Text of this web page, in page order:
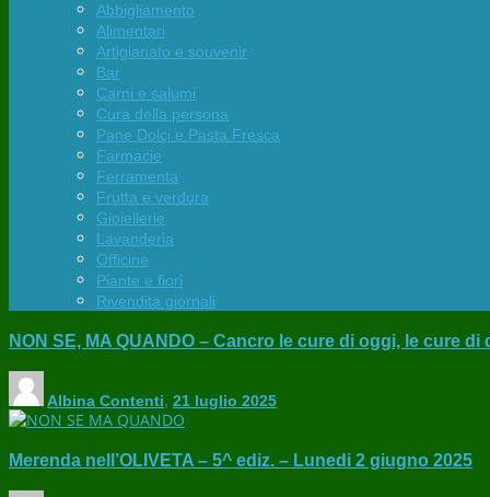
Abbigliamento
Alimentari
Artigianato e souvenir
Bar
Carni e salumi
Cura della persona
Pane Dolci e Pasta Fresca
Farmacie
Ferramenta
Frutta e verdura
Gioiellerie
Lavanderia
Officine
Piante e fiori
Rivendita giornali
NON SE, MA QUANDO – Cancro le cure di oggi, le cure di
Albina Contenti, 21 luglio 2025
Merenda nell’OLIVETA – 5^ ediz. – Lunedi 2 giugno 2025